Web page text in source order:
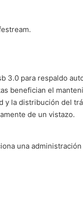
3.0 para respaldo
benefician el
y la distribución del
de un vistazo.
una administración